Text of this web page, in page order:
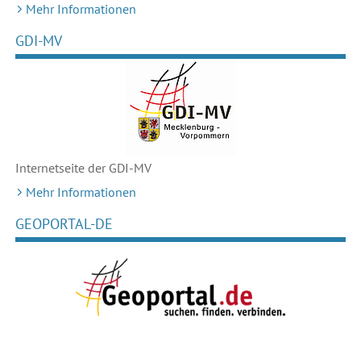
Mehr Informationen
GDI-MV
Internetseite der GDI-MV
Mehr Informationen
GEOPORTAL-DE